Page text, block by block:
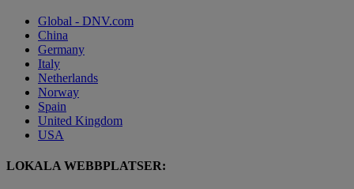
Global - DNV.com
China
Germany
Italy
Netherlands
Norway
Spain
United Kingdom
USA
LOKALA WEBBPLATSER: